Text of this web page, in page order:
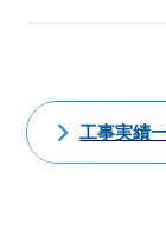
工事実績